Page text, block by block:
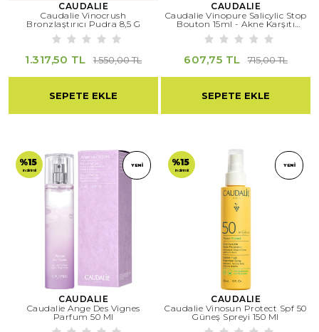
CAUDALIE
Caudalie Vinocrush
Bronzlaştırıcı Pudra 8,5 G
1.317,50 TL 1.550,00 TL
SEPETE EKLE
CAUDALIE
Caudalie Vinopure Salicylic Stop
Bouton 15ml - Akne Karşıtı
Salisilik Spot Krem
607,75 TL 715,00 TL
SEPETE EKLE
%15
indirimli
YENI
CAUDALIE
Caudalie Ange Des Vignes
Parfum 50 Ml
%15
indirimli
YENI
CAUDALIE
Caudalie Vinosun Protect Spf 50
Güneş Spreyi 150 Ml